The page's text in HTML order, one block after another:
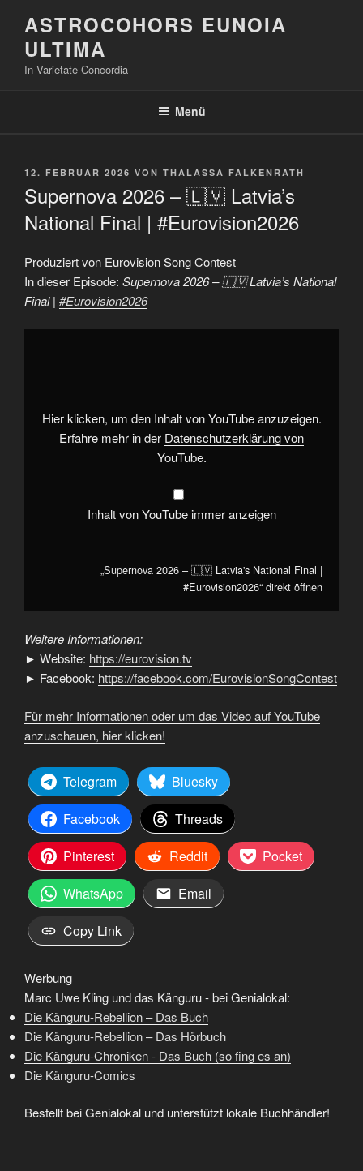
Inhalt
springen
ASTROCOHORS EUNOIA
ULTIMA
In Varietate Concordia
Menü
VERÖFFENTLICHT
12. FEBRUAR 2026 VON THALASSA FALKENRATH
Supernova 2026 – 🇱🇻 Latvia’s
National Final | #Eurovision2026
Produziert von Eurovision Song Contest
In dieser Episode: Supernova 2026 – 🇱🇻 Latvia’s National
Final | #Eurovision2026
„Supernova
#Eurovision2026“
YouTube
Hier klicken, um den Inhalt von YouTube anzuzeigen.
Erfahre mehr in der Datenschutzerklärung von
YouTube.
Inhalt von YouTube immer anzeigen
„Supernova 2026 – 🇱🇻 Latvia's National Final |
#Eurovision2026“ direkt öffnen
Weitere Informationen:
► Website: https://eurovision.tv
► Facebook: https://facebook.com/EurovisionSongContest
Für mehr Informationen oder um das Video auf YouTube
anzuschauen, hier klicken!
Telegram
Bluesky
Facebook
Threads
Pinterest
Reddit
Pocket
WhatsApp
Email
Copy Link
Werbung
Marc Uwe Kling und das Känguru - bei Genialokal:
Die Känguru-Rebellion – Das Buch
Die Känguru-Rebellion – Das Hörbuch
Die Känguru-Chroniken - Das Buch (so fing es an)
Die Känguru-Comics
Bestellt bei Genialokal und unterstützt lokale Buchhändler!